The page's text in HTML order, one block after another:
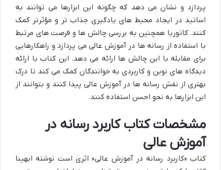
پردازد و نشان می دهد که چگونه این ابزارها می توانند به
اساتید در ایجاد محیط های یادگیری جذاب تر و مؤثرتر کمک
کنند. کاتوریا همچنین به بررسی چالش ها و فرصت های مرتبط
با استفاده از رسانه ها در آموزش عالی می پردازد و راهکارهایی
برای مقابله با این چالش ها ارائه می دهد. این کتاب با ارائه
دیدگاه های نوین و کاربردی به خوانندگان کمک می کند تا درک
بهتری از نقش رسانه ها در آموزش عالی پیدا کنند و بتوانند از
این ابزارها به نحو احسن استفاده کنند.
مشخصات کتاب کاربرد رسانه در
آموزش عالی
کتاب «کاربرد رسانه در آموزش عالی» اثری است نوشته ابهینا